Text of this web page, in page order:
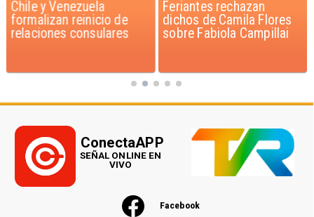
Chile y Venezuela
formalizan reinicio de
relaciones consulares
Feriantes rechazan
dichos de Camila Flores
sobre Fabiola Campillai
Facebook
ConectaAPP
SEÑAL ONLINE EN
VIVO